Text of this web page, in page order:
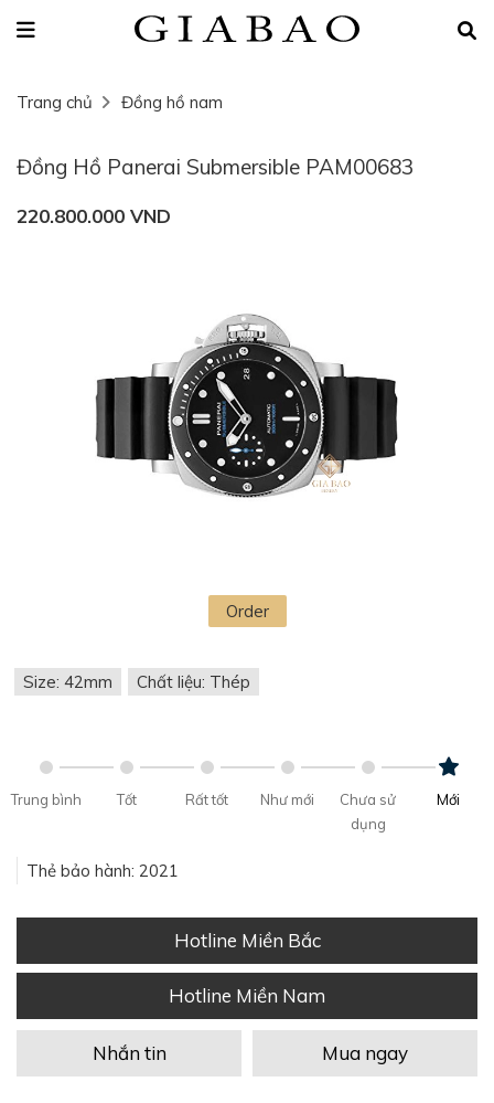
Trang chủ Đồng hồ nam
Đồng Hồ Panerai Submersible PAM00683
220.800.000 VND
Order
Size: 42mm Chất liệu: Thép
Trung bình Tốt Rất tốt Như mới
Chưa sử
dụng
Mới
Thẻ bảo hành: 2021
Hotline Miền Bắc
Hotline Miền Nam
Nhắn tin Mua ngay